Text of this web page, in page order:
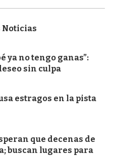
ya no tengo ganas”:
sin culpa
estragos en la pista
que decenas de
buscan lugares para